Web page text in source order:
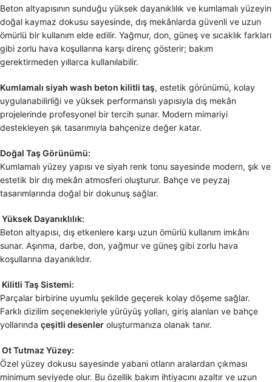
Beton altyapısının sunduğu yüksek dayanıklılık ve kumlamalı yüzeyin
doğal kaymaz dokusu sayesinde, dış mekânlarda güvenli ve uzun
ömürlü bir kullanım elde edilir. Yağmur, don, güneş ve sıcaklık farkları
gibi zorlu hava koşullarına karşı direnç gösterir; bakım
gerektirmeden yıllarca kullanılabilir.
Kumlamalı siyah wash beton kilitli taş, estetik görünümü, kolay
uygulanabilirliği ve yüksek performanslı yapısıyla dış mekân
projelerinde profesyonel bir tercih sunar. Modern mimariyi
destekleyen şık tasarımıyla bahçenize değer katar.
Doğal Taş Görünümü:
Kumlamalı yüzey yapısı ve siyah renk tonu sayesinde modern, şık ve
estetik bir dış mekân atmosferi oluşturur. Bahçe ve peyzaj
tasarımlarında doğal bir dokunuş sağlar.
Yüksek Dayanıklılık:
Beton altyapısı, dış etkenlere karşı uzun ömürlü kullanım imkânı
sunar. Aşınma, darbe, don, yağmur ve güneş gibi zorlu hava
koşullarına dayanıklıdır.
Kilitli Taş Sistemi:
Parçalar birbirine uyumlu şekilde geçerek kolay döşeme sağlar.
Farklı dizilim seçenekleriyle yürüyüş yolları, giriş alanları ve bahçe
yollarında çeşitli desenler oluşturmanıza olanak tanır.
Ot Tutmaz Yüzey:
Özel yüzey dokusu sayesinde yabani otların aralardan çıkması
minimum seviyede olur. Bu özellik bakım ihtiyacını azaltır ve uzun